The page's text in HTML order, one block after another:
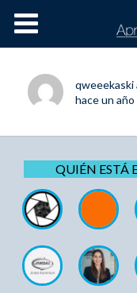
Cursos OnLine
qweeekaski
hace un año
QUIÉN ESTÁ